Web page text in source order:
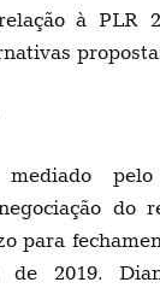
à PLR
do
para
de 2019.